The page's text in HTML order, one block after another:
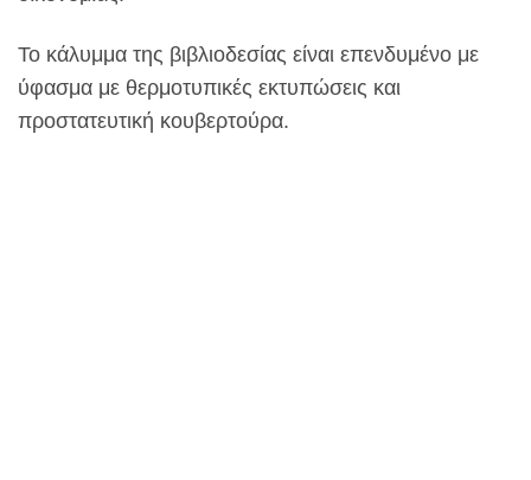
Το κάλυμμα της βιβλιοδεσίας είναι επενδυμένο με
ύφασμα με θερμοτυπικές εκτυπώσεις και
προστατευτική κουβερτούρα.